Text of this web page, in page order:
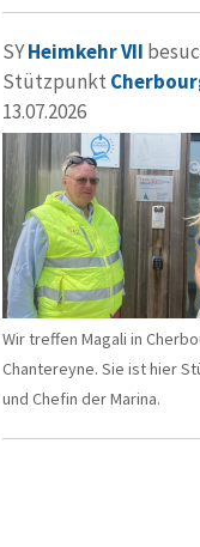
SYHeimkehr VII
Stützpunkt
13.07.2026
Wir treffen Magali in
Chantereyne. Sie ist hier
und Chefin der Marina.